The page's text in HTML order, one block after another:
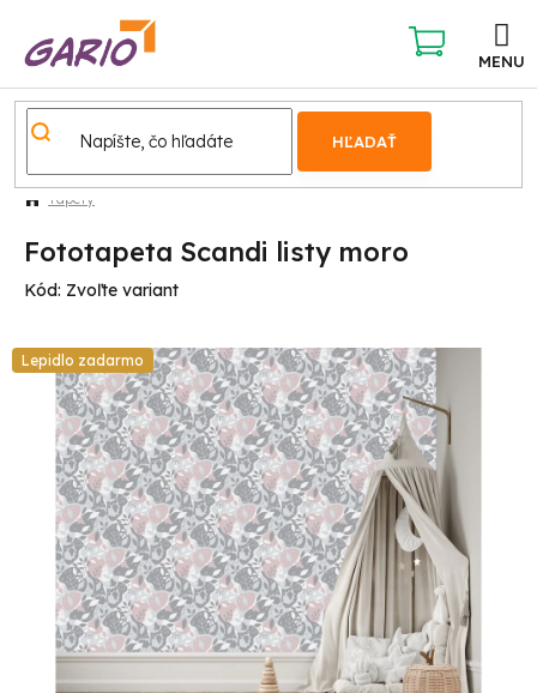
obsah
HĽADAŤ
NÁKUPNÝ
KOŠÍK
Tapety
Fototapeta Scandi listy moro
Kód: Zvoľte variant
Lepidlo zadarmo